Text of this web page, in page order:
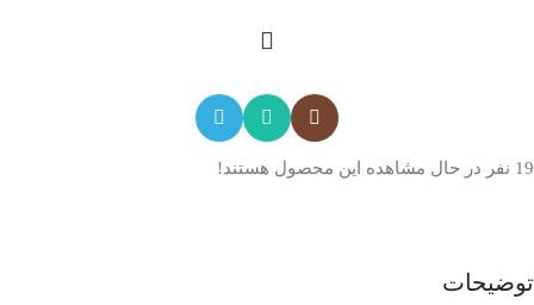
19 نفر در حال مشاهده این محصول هستند!
توضیحات